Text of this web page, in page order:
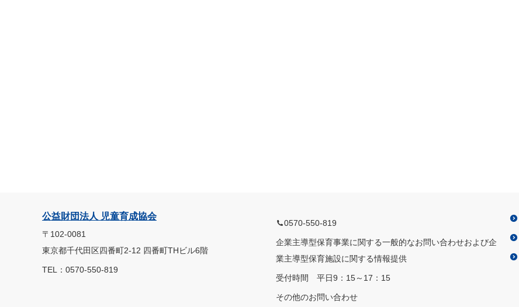
公益財団法人 児童育成協会
〒102-0081
東京都千代田区四番町2-12 四番町THビル6階
TEL：0570-550-819
0570-550-819
企業主導型保育事業に関する一般的なお問い合わせおよび企
業主導型保育施設に関する情報提供
受付時間 平日9：15～17：15
その他のお問い合わせ